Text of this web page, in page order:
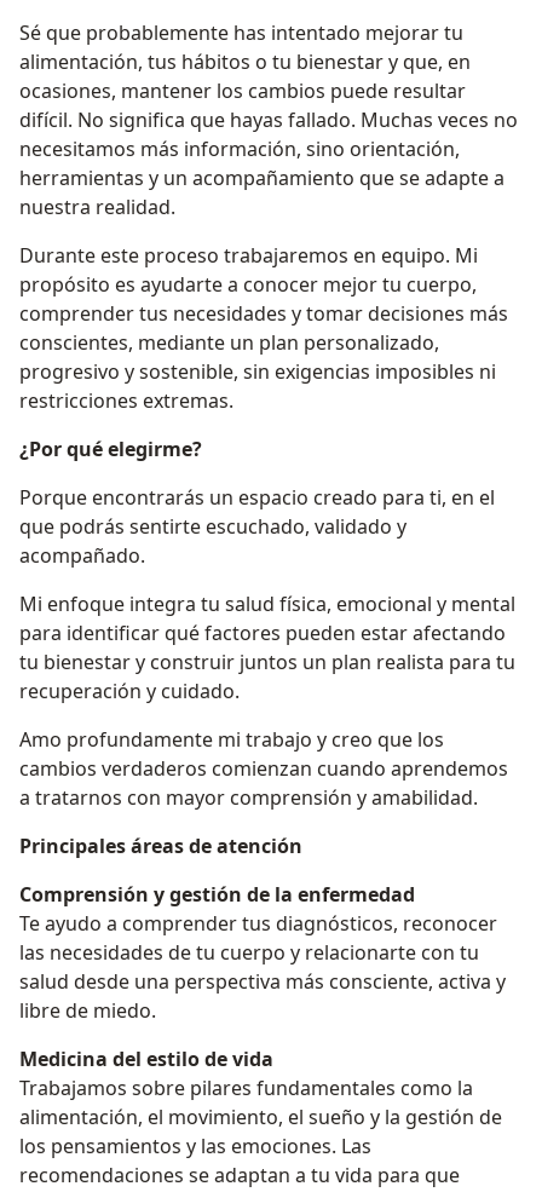
Sé que probablemente has intentado mejorar tu
alimentación, tus hábitos o tu bienestar y que, en
ocasiones, mantener los cambios puede resultar
difícil. No significa que hayas fallado. Muchas veces no
necesitamos más información, sino orientación,
herramientas y un acompañamiento que se adapte a
nuestra realidad.
Durante este proceso trabajaremos en equipo. Mi
propósito es ayudarte a conocer mejor tu cuerpo,
comprender tus necesidades y tomar decisiones más
conscientes, mediante un plan personalizado,
progresivo y sostenible, sin exigencias imposibles ni
restricciones extremas.
¿Por qué elegirme?
Porque encontrarás un espacio creado para ti, en el
que podrás sentirte escuchado, validado y
acompañado.
Mi enfoque integra tu salud física, emocional y mental
para identificar qué factores pueden estar afectando
tu bienestar y construir juntos un plan realista para tu
recuperación y cuidado.
Amo profundamente mi trabajo y creo que los
cambios verdaderos comienzan cuando aprendemos
a tratarnos con mayor comprensión y amabilidad.
Principales áreas de atención
Comprensión y gestión de la enfermedad
Te ayudo a comprender tus diagnósticos, reconocer
las necesidades de tu cuerpo y relacionarte con tu
salud desde una perspectiva más consciente, activa y
libre de miedo.
Medicina del estilo de vida
Trabajamos sobre pilares fundamentales como la
alimentación, el movimiento, el sueño y la gestión de
los pensamientos y las emociones. Las
recomendaciones se adaptan a tu vida para que